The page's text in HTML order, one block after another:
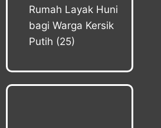
Rumah Layak Huni
bagi Warga Kersik
Putih (25)